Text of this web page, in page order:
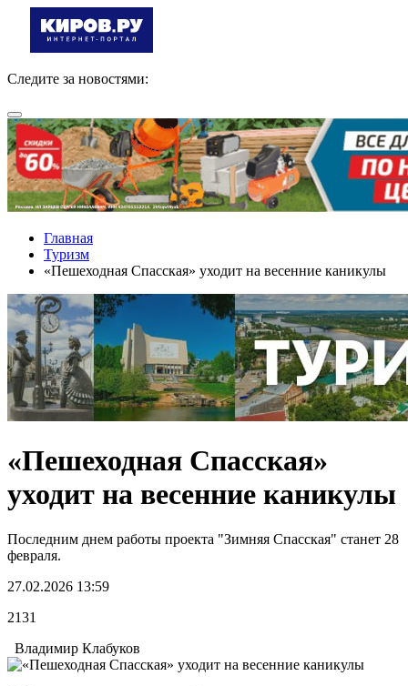
Следите за новостями:
Главная
Туризм
«Пешеходная Спасская» уходит на весенние каникулы
«Пешеходная Спасская»
уходит на весенние каникулы
Последним днем работы проекта "Зимняя Спасская" станет 28
февраля.
27.02.2026 13:59
2131
Владимир Клабуков